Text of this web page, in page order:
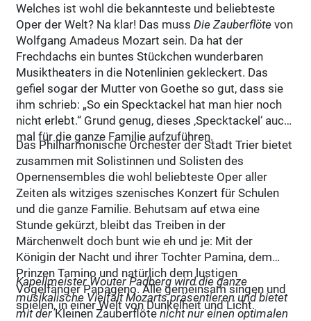
Welches ist wohl die bekannteste und beliebteste
Oper der Welt? Na klar! Das mussDie Zauberflöte von
Wolfgang Amadeus Mozart sein. Da hat der
Frechdachs ein buntes Stückchen wunderbaren
Musiktheaters in die Notenlinien gekleckert. Das
gefiel sogar der Mutter von Goethe so gut, dass sie
ihm schrieb: „So ein Specktackel hat man hier noch
nicht erlebt.“ Grund genug, dieses ‚Specktackel‘ auch
mal für die ganze Familie aufzuführen.
Das Philharmonische Orchester der Stadt Trier bietet
zusammen mit Solistinnen und Solisten des
Opernensembles die wohl beliebteste Oper aller
Zeiten als witziges szenisches Konzert für Schulen
und die ganze Familie. Behutsam auf etwa eine
Stunde gekürzt, bleibt das Treiben in der
Märchenwelt doch bunt wie eh und je: Mit der
Königin der Nacht und ihrer Tochter Pamina, dem
Prinzen Tamino und natürlich dem lustigen
Vogelfänger Papageno. Alle gemeinsam singen und
spielen, in einer Welt von Dunkelheit und Licht.
Kapellmeister Wouter Padberg wird die ganze
musikalische Vielfalt Mozarts präsentieren und bietet
mit derKleinen Zauberflötenicht nur einen optimalen